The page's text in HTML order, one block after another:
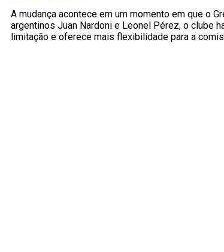
A mudança acontece em um momento em que o
argentinos Juan Nardoni e Leonel Pérez, o clube
limitação e oferece mais flexibilidade para a